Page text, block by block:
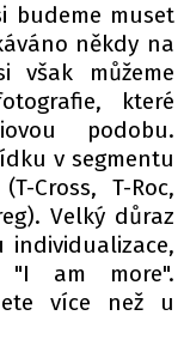
budeme muset
někdy na
však můžeme
které
podobu.
v segmentu
Cross, T-Roc,
Velký důraz
am more".
více než u